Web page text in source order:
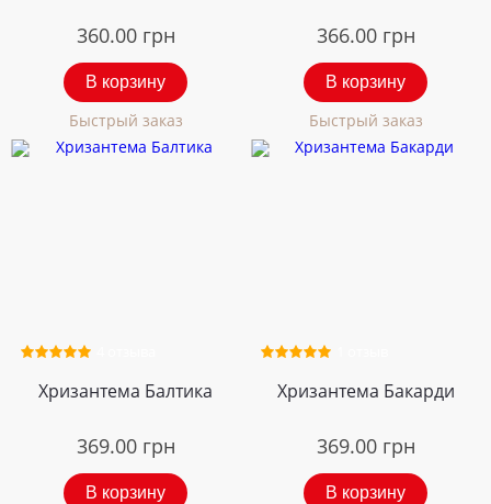
360.00 грн
В корзину
Быстрый заказ
366.00 грн
В корзину
Быстрый заказ
Хризантема Балтика
369.00 грн
В корзину
Хризантема Бакарди
369.00 грн
В корзину